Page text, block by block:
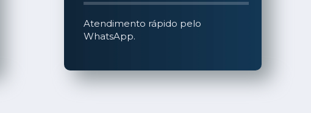
Atendimento rápido pelo
WhatsApp.